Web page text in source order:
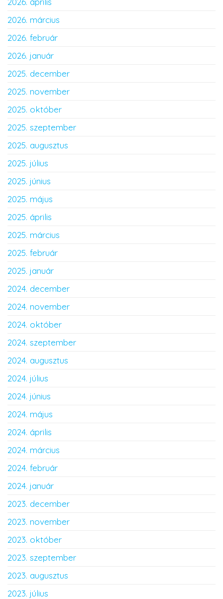
2026. március
2026. február
2026. január
2025. december
2025. november
2025. október
2025. szeptember
2025. augusztus
2025. július
2025. június
2025. május
2025. április
2025. március
2025. február
2025. január
2024. december
2024. november
2024. október
2024. szeptember
2024. augusztus
2024. július
2024. június
2024. május
2024. április
2024. március
2024. február
2024. január
2023. december
2023. november
2023. október
2023. szeptember
2023. augusztus
2023. július